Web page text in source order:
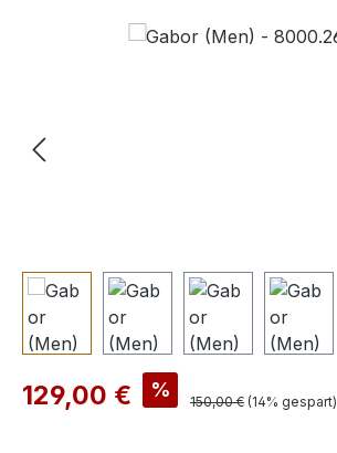
Bildergalerie überspringen
Verkaufspreis:
129,00 € % Regulärer Preis:
150,00 € (14% gespart)